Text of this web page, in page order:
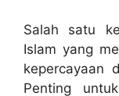
Salah satu
Islam yang
kepercayaan
Penting